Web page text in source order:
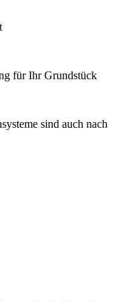
für Ihr Grundstück
sind auch nach